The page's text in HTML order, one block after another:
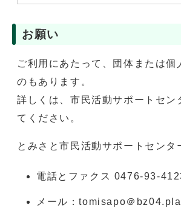
お願い
ご利用にあたって、団体または個
のもあります。
詳しくは、市民活動サポートセン
てください。
とみさと市民活動サポートセン
電話とファクス 0476-93-
メール：tomisapo＠